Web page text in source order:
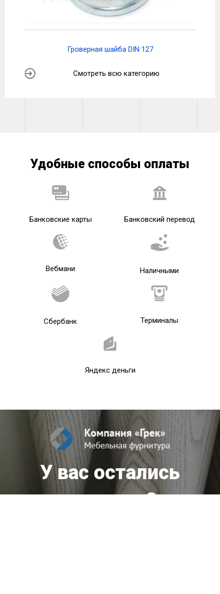
Гроверная шайба DIN 127
Смотреть всю категорию
Удобные способы оплаты
Банковские карты Банковский перевод
Вебмани Наличными
Сбербанк Терминалы
Яндекс деньги
У вас остались
вопросы?